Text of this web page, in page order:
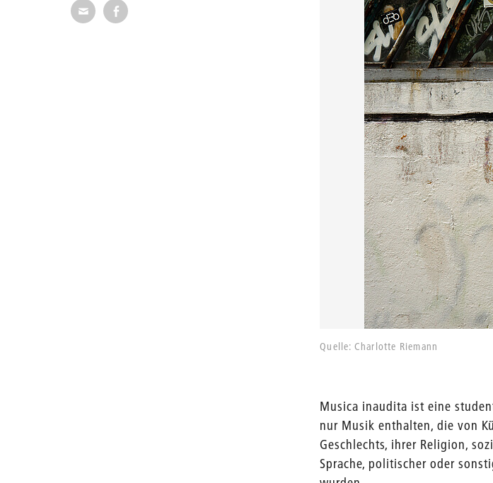
Seite per E-Mail weiterempfehlen
Seite auf Facebook weiterempfehlen
Quelle: Charlotte Riemann
Musica inaudita ist eine
nur Musik enthalten, die von
Geschlechts, ihrer Religion,
Sprache, politischer oder